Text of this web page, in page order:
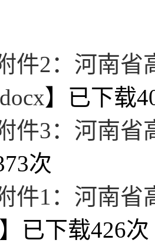
件2：河南省
】已下载
件3：河南省
次
件1：河南省
】已下载426次